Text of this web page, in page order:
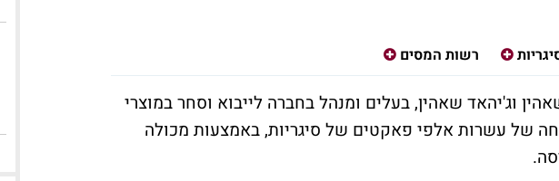
רשות המסים
וג'יהאד שאהין, בעלים ומנהל בחברה לייבוא וסחר במוצרי
של עשרות אלפי פאקטים של סיגריות, באמצעות מכולה